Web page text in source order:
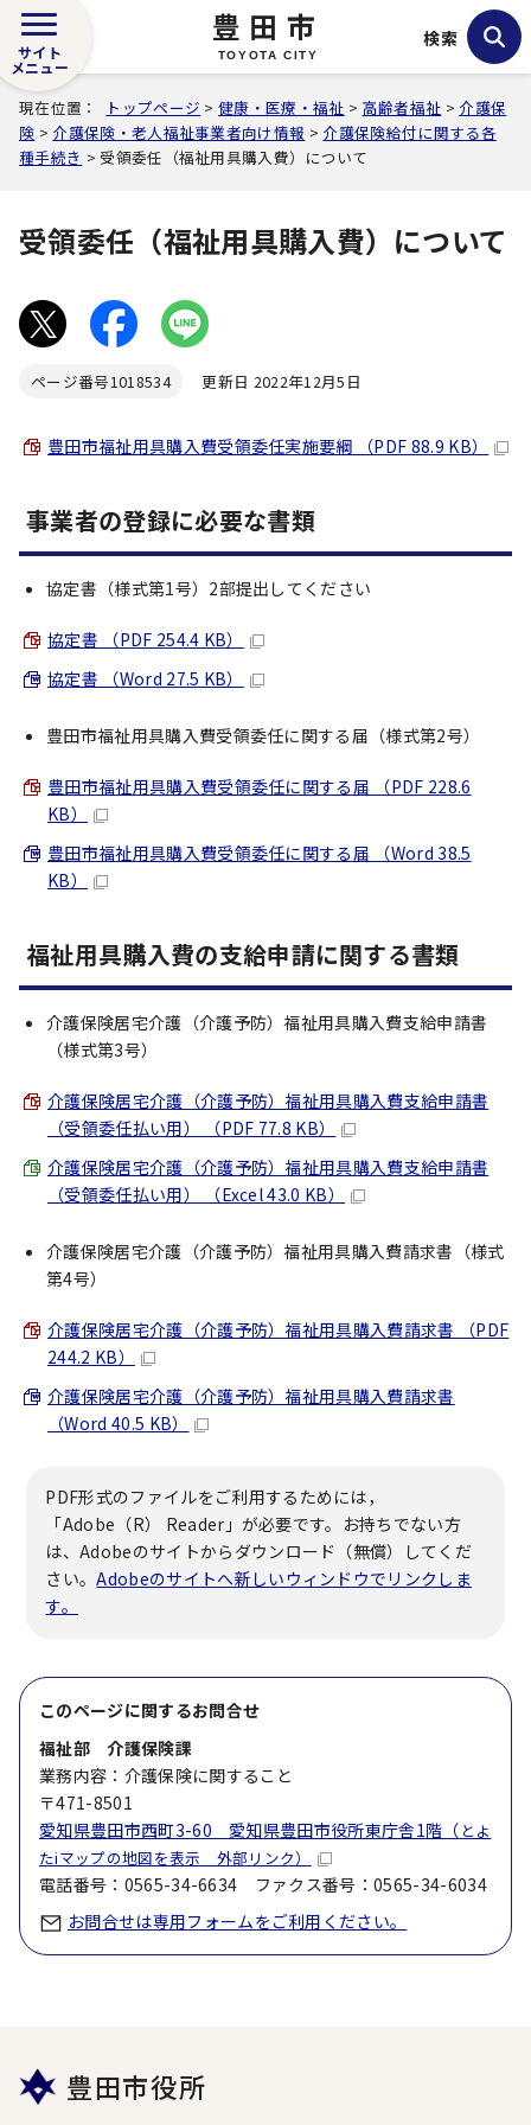
豊田市
TOYOTA CITY
サイト
メニュー
検索
現在位置： トップページ >健康・医療・福祉 > 高齢者福祉 > 介護保
険 > 介護保険・老人福祉事業者向け情報 > 介護保険給付に関する各
種手続き > 受領委任（福祉用具購入費）について
受領委任（福祉用具購入費）について
ページ番号1018534 更新日 2022年12月5日
豊田市福祉用具購入費受領委任実施要綱 （PDF 88.9 KB）
事業者の登録に必要な書類
協定書（様式第1号）2部提出してください
協定書 （PDF 254.4 KB）
協定書 （Word 27.5 KB）
豊田市福祉用具購入費受領委任に関する届（様式第2号）
豊田市福祉用具購入費受領委任に関する届 （PDF 228.6
KB）
豊田市福祉用具購入費受領委任に関する届 （Word 38.5
KB）
福祉用具購入費の支給申請に関する書類
介護保険居宅介護（介護予防）福祉用具購入費支給申請書
（様式第3号）
介護保険居宅介護（介護予防）福祉用具購入費支給申請書
（受領委任払い用） （PDF 77.8 KB）
介護保険居宅介護（介護予防）福祉用具購入費支給申請書
（受領委任払い用） （Excel 43.0 KB）
介護保険居宅介護（介護予防）福祉用具購入費請求書（様式
第4号）
介護保険居宅介護（介護予防）福祉用具購入費請求書 （PDF
244.2 KB）
介護保険居宅介護（介護予防）福祉用具購入費請求書
（Word 40.5 KB）
PDF形式のファイルをご利用するためには，
「Adobe（R） Reader」が必要です。お持ちでない方
は、Adobeのサイトからダウンロード（無償）してくだ
さい。Adobeのサイトへ新しいウィンドウでリンクしま
す。
このページに関するお問合せ
福祉部 介護保険課
業務内容：介護保険に関すること
〒471-8501
愛知県豊田市西町3-60 愛知県豊田市役所東庁舎1階（ とよ
たiマップの地図を表示 外部リンク）
電話番号：0565-34-6634 ファクス番号：0565-34-6034
お問合せは専用フォームをご利用ください。
豊田市役所